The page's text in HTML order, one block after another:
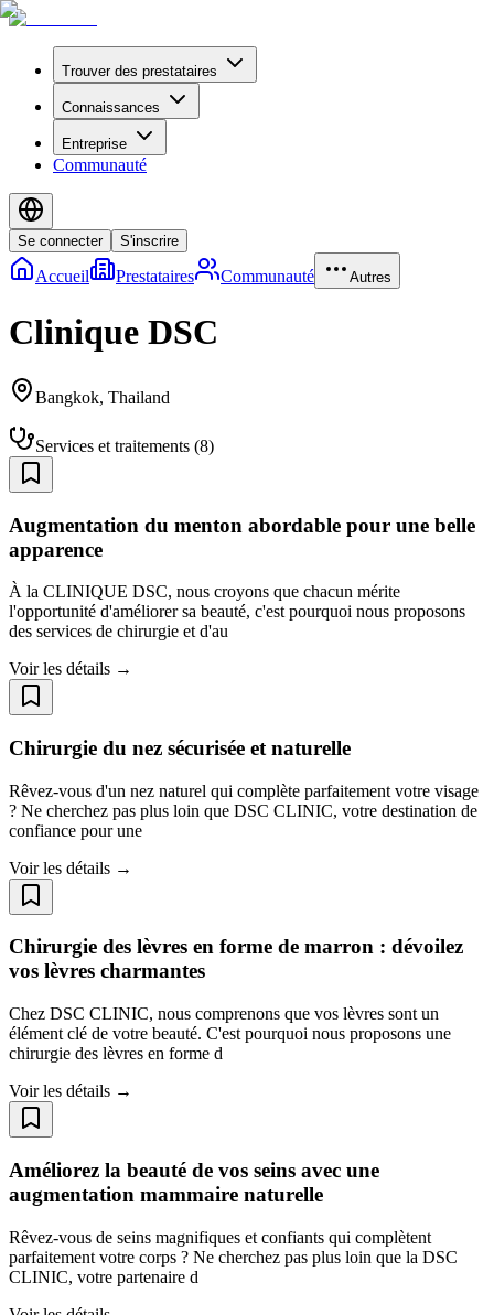
Trouver des prestataires
Connaissances
Entreprise
Communauté
Se connecter S'inscrire
Accueil Prestataires Communauté Autres
Clinique DSC
Bangkok, Thailand
Services et traitements (8)
Augmentation du menton abordable pour une belle
apparence
À la CLINIQUE DSC, nous croyons que chacun mérite
l'opportunité d'améliorer sa beauté, c'est pourquoi nous proposons
des services de chirurgie et d'au
Voir les détails →
Chirurgie du nez sécurisée et naturelle
Rêvez-vous d'un nez naturel qui complète parfaitement votre visage
? Ne cherchez pas plus loin que DSC CLINIC, votre destination de
confiance pour une
Voir les détails →
Chirurgie des lèvres en forme de marron : dévoilez
vos lèvres charmantes
Chez DSC CLINIC, nous comprenons que vos lèvres sont un
élément clé de votre beauté. C'est pourquoi nous proposons une
chirurgie des lèvres en forme d
Voir les détails →
Améliorez la beauté de vos seins avec une
augmentation mammaire naturelle
Rêvez-vous de seins magnifiques et confiants qui complètent
parfaitement votre corps ? Ne cherchez pas plus loin que la DSC
CLINIC, votre partenaire d